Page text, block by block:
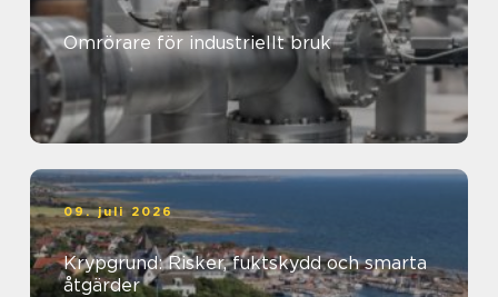
Omrörare för industriellt bruk
09. juli 2026
Krypgrund: Risker, fuktskydd och smarta
åtgärder